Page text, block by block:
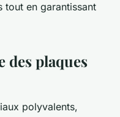
tout en garantissant
des plaques
polyvalents,